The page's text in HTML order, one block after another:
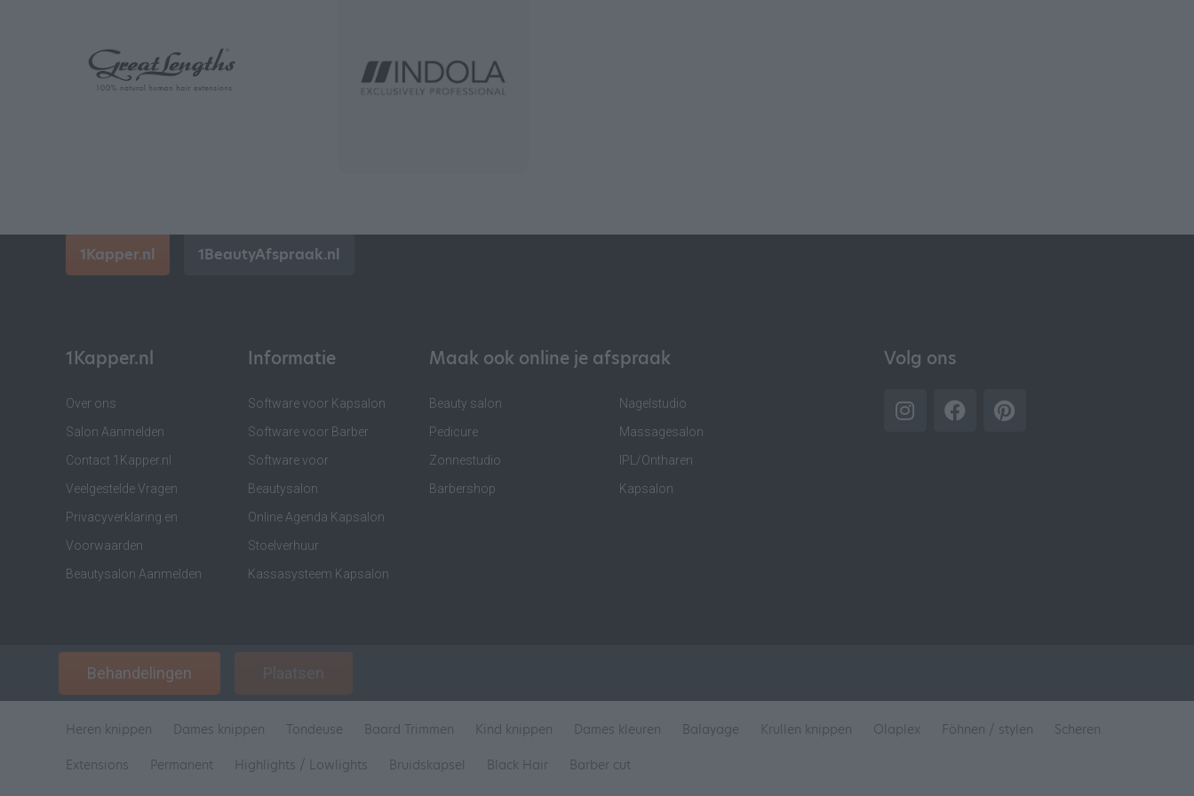
1Kapper.nl 1BeautyAfspraak.nl
1Kapper.nl
Over ons
Salon Aanmelden
Contact 1Kapper.nl
Veelgestelde Vragen
Privacyverklaring en
Voorwaarden
Beautysalon Aanmelden
Informatie
Software voor Kapsalon
Software voor Barber
Software voor
Beautysalon
Online Agenda Kapsalon
Stoelverhuur
Kassasysteem Kapsalon
Maak ook online je afspraak
Beauty salon
Pedicure
Zonnestudio
Barbershop
Nagelstudio
Massagesalon
IPL/Ontharen
Kapsalon
Volg ons
Behandelingen Plaatsen
Heren knippen Dames knippen Tondeuse Baard Trimmen Kind knippen Dames kleuren Balayage Krullen knippen Olaplex Föhnen / stylen
Scheren
Extensions
Permanent Highlights / Lowlights Bruidskapsel Black Hair Barber cut